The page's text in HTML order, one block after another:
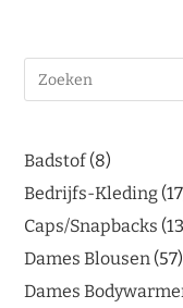
Badstof 8
Bedrijfs-Kleding 17
Caps/Snapbacks
Dames Blousen 57
Dames